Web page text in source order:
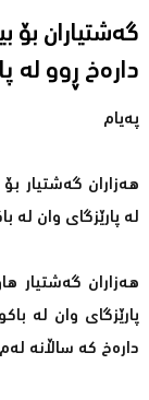
گەشتیاران
دارەخ ڕوو لە
پەیام
هەزاران گەشتیار
لە پارێزگای وان
هەزاران گەشتیار
پارێزگای وان لە
دارەخ كە ساڵانە